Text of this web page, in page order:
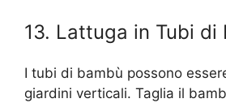
13. Lattuga in Tubi di
I tubi di bambù possono
giardini verticali. Taglia il